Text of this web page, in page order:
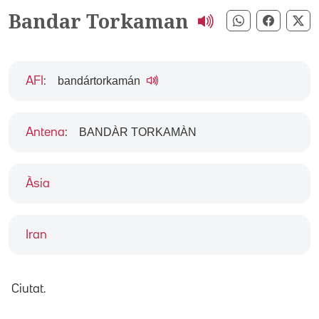
Bandar Torkaman Compartir
Àsia
Iran
AFI : bandártorkamán
Antena: BANDÀR TORKAMÀN
Ciutat.